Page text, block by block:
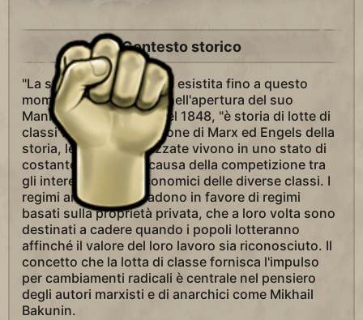
Contesto storico
"La storia di ogni società esistita fino a questo
momento", scrive Marx nell'apertura del suo
Manifesto Comunista del 1848, "è storia di lotte di
classi". Nell'interpretazione di Marx ed Engels della
storia, le società civilizzate vivono in uno stato di
costante tensione a causa della competizione tra
gli interessi socio-economici delle diverse classi. I
regimi aristocratici cadono in favore di regimi
basati sulla proprietà privata, che a loro volta sono
destinati a cadere quando i popoli lotteranno
affinché il valore del loro lavoro sia riconosciuto. Il
concetto che la lotta di classe fornisca l'impulso
per cambiamenti radicali è centrale nel pensiero
degli autori marxisti e di anarchici come Mikhail
Bakunin.